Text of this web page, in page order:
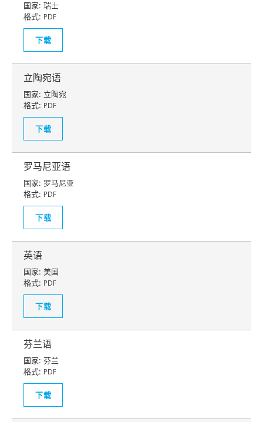
国家: 瑞士
格式: PDF
下载
立陶宛语
国家: 立陶宛
格式: PDF
下载
罗马尼亚语
国家: 罗马尼亚
格式: PDF
下载
英语
国家: 美国
格式: PDF
下载
芬兰语
国家: 芬兰
格式: PDF
下载